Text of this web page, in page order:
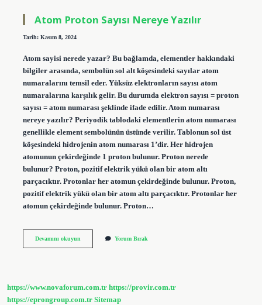
Atom Proton Sayısı Nereye Yazılır
Tarih: Kasım 8, 2024
Atom sayisi nerede yazar? Bu bağlamda, elementler hakkındaki
bilgiler arasında, sembolün sol alt köşesindeki sayılar atom
numaralarını temsil eder. Yüksüz elektronların sayısı atom
numaralarına karşılık gelir. Bu durumda elektron sayısı = proton
sayısı = atom numarası şeklinde ifade edilir. Atom numarası
nereye yazılır? Periyodik tablodaki elementlerin atom numarası
genellikle element sembolünün üstünde verilir. Tablonun sol üst
köşesindeki hidrojenin atom numarası 1’dir. Her hidrojen
atomunun çekirdeğinde 1 proton bulunur. Proton nerede
bulunur? Proton, pozitif elektrik yükü olan bir atom altı
parçacıktır. Protonlar her atomun çekirdeğinde bulunur. Proton,
pozitif elektrik yükü olan bir atom altı parçacıktır. Protonlar her
atomun çekirdeğinde bulunur. Proton…
Devamını okuyunAtom
Yorum Bırak
https://www.novaforum.com.tr https://provir.com.tr
https://eprongroup.com.tr Sitemap